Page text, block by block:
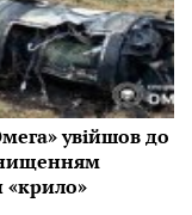
увійшов до
«крило»